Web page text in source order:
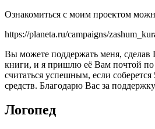
Ознакомиться с моим проектом
https://planeta.ru/campaigns/
Вы можете поддержать меня,
книги, и я пришлю её Вам почтой по
считаться успешным, если
средств. Благодарю Вас за
Логопед